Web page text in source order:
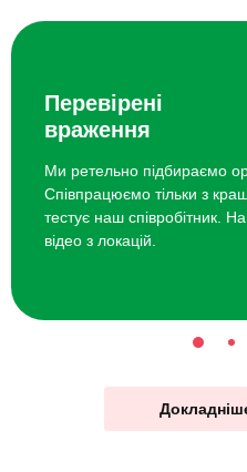
Перевірені
враження
Ми ретельно підбираємо
Співпрацюємо тільки з
тестує наш співробітник.
відео з локацій.